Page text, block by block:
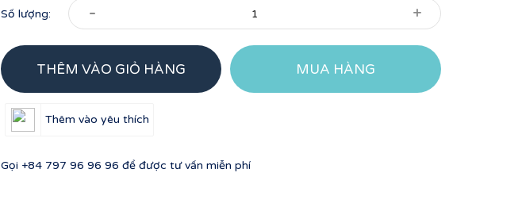
Số lượng: - +
THÊM VÀO GIỎ HÀNG MUA HÀNG
Thêm vào yêu thích
Gọi +84 797 96 96 96 để được tư vấn miễn phí